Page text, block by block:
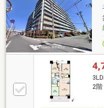
フォルテ蘇我店 徒
しをお手伝いしま
相談はお気軽にお
2